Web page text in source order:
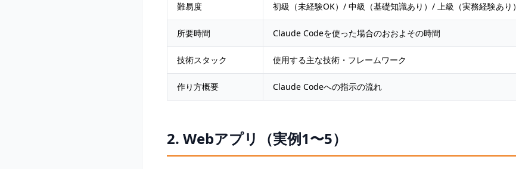
難易度 初級（未経験OK）/ 中級（基礎知識あり）/ 上級（実務経験あり）
所要時間 Claude Codeを使った場合のおおよその時間
技術スタック 使用する主な技術・フレームワーク
作り方概要 Claude Codeへの指示の流れ
2. Webアプリ（実例1〜5）